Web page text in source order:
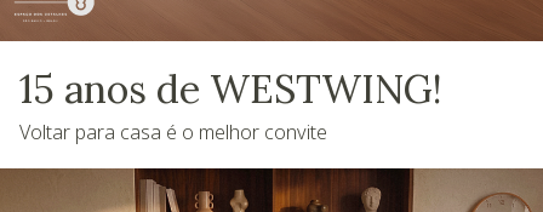
15 anos de WESTWING!
Voltar para casa é o melhor convite